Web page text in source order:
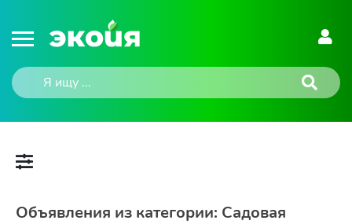
Объявления из категории: Садовая